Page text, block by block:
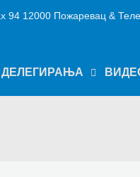
12000 Пожаревац &
ДЕЛЕГИРАЊА